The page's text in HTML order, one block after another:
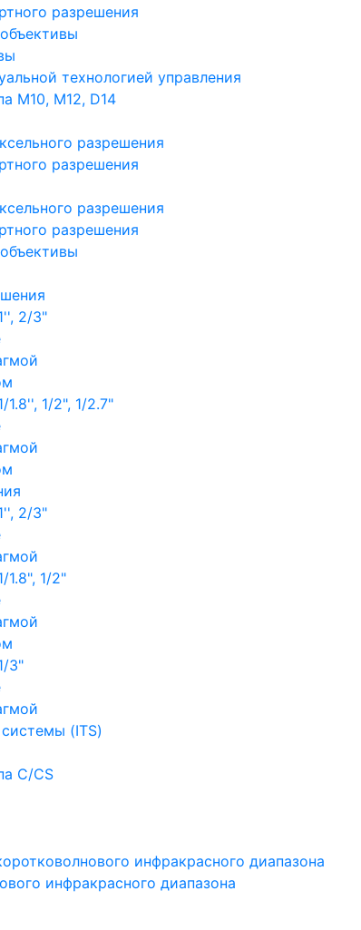
разрешения
технологией управления
M10, M12, D14
разрешения
разрешения
разрешения
разрешения
2/3"
1/2", 1/2.7"
2/3"
1/2"
3"
(ITS)
C/CS
инфракрасного диапазона
инфракрасного диапазона